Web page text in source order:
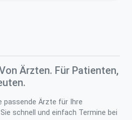
Ärzten. Für Patienten,
passende Ärzte für Ihre
schnell und einfach Termine bei